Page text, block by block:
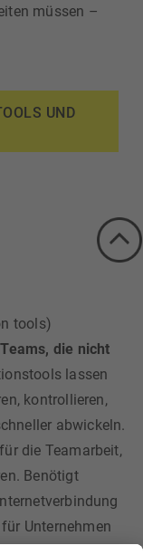
müssen –
UND
tools)
die nicht
lassen
kontrollieren,
abwickeln.
die Teamarbeit,
Benötigt
Unternehmen